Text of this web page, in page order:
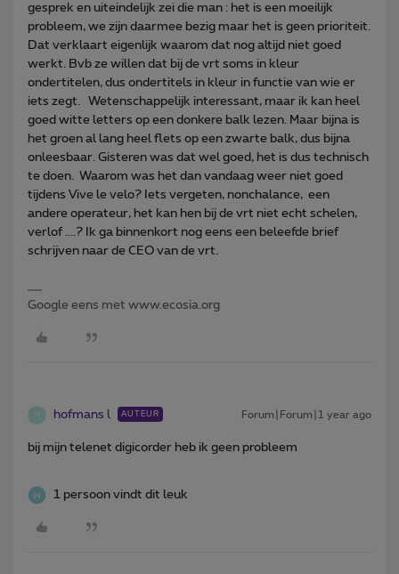
gesprek en uiteindelijk zei die man : het is een moeilijk
probleem, we zijn daarmee bezig maar het is geen prioriteit.
Dat verklaart eigenlijk waarom dat nog altijd niet goed
werkt. Bvb ze willen dat bij de vrt soms in kleur
ondertitelen, dus ondertitels in kleur in functie van wie er
iets zegt. Wetenschappelijk interessant, maar ik kan heel
goed witte letters op een donkere balk lezen. Maar bijna is
het groen al lang heel flets op een zwarte balk, dus bijna
onleesbaar. Gisteren was dat wel goed, het is dus technisch
te doen. Waarom was het dan vandaag weer niet goed
tijdens Vive le velo? Iets vergeten, nonchalance, een
andere operateur, het kan hen bij de vrt niet echt schelen,
verlof ....? Ik ga binnenkort nog eens een beleefde brief
schrijven naar de CEO van de vrt.
Google eens met www.ecosia.org
H hofmans l AUTEUR Forum|Forum|1 year ago
bij mijn telenet digicorder heb ik geen probleem
1 persoon vindt dit leuk